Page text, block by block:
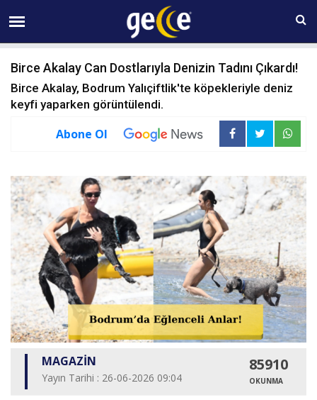
07 AĞUSTOS Cuma 01:32
Birce Akalay Can Dostlarıyla Denizin Tadını Çıkardı!
Birce Akalay, Bodrum Yalıçiftlik'te köpekleriyle deniz
keyfi yaparken görüntülendi.
Abone Ol
MAGAZİN
Yayın Tarihi : 26-06-2026 09:04
85910
OKUNMA